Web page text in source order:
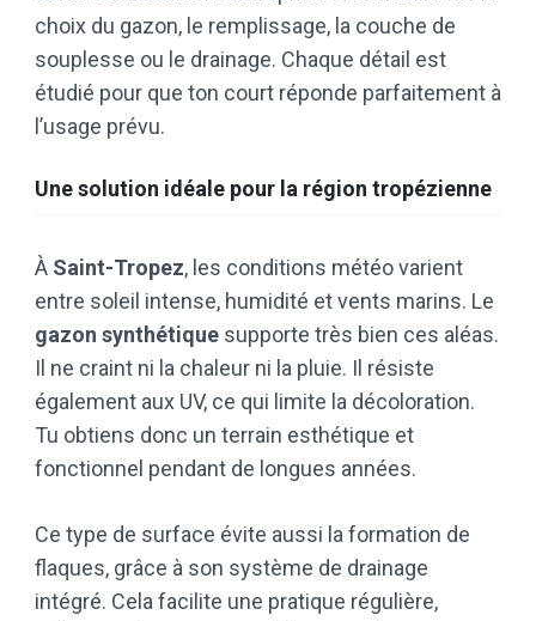
choix du gazon, le remplissage, la couche de
souplesse ou le drainage. Chaque détail est
étudié pour que ton court réponde parfaitement à
l’usage prévu.
Une solution idéale pour la région tropézienne
À Saint-Tropez, les conditions météo varient
entre soleil intense, humidité et vents marins. Le
gazon synthétique supporte très bien ces aléas.
Il ne craint ni la chaleur ni la pluie. Il résiste
également aux UV, ce qui limite la décoloration.
Tu obtiens donc un terrain esthétique et
fonctionnel pendant de longues années.
Ce type de surface évite aussi la formation de
flaques, grâce à son système de drainage
intégré. Cela facilite une pratique régulière,